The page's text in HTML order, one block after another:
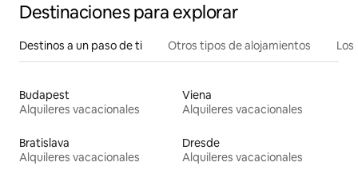
Destinaciones para explorar
Destinos a un paso de ti Otros tipos de alojamientos
Budapest
Alquileres vacacionales
Viena
Alquileres vacacionales
Bratislava
Alquileres vacacionales
Dresde
Alquileres vacacionales